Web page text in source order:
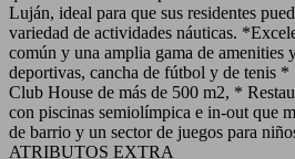
Luján, ideal para que sus residentes
variedad de actividades náuticas.
común y una amplia gama de amenities
deportivas, cancha de fútbol y de tenis
Club House de más de 500 m2, *
con piscinas semiolímpica e in-out que
de barrio y un sector de juegos para
ATRIBUTOS EXTRA